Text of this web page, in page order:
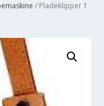
/ Pladeklipper 1